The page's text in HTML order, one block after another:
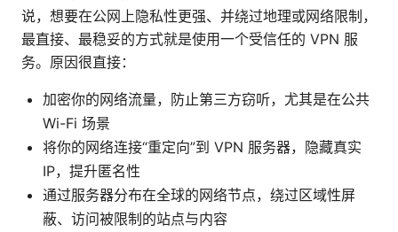
说，想要在公网上隐私性更强、并绕过地理或网络限制，
最直接、最稳妥的方式就是使用一个受信任的 VPN 服
务。原因很直接：
加密你的网络流量，防止第三方窃听，尤其是在公共
Wi-Fi 场景
将你的网络连接“重定向”到 VPN 服务器，隐藏真实
IP，提升匿名性
通过服务器分布在全球的网络节点，绕过区域性屏
蔽、访问被限制的站点与内容